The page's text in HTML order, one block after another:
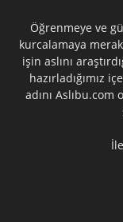
Öğrenmeye ve
kurcalamaya
işin aslını
hazırladığımız
adını